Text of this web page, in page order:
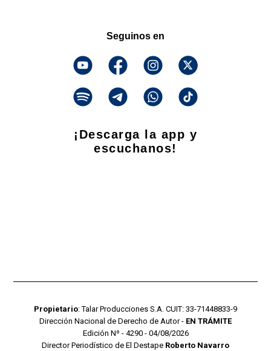
Seguinos en
¡Descarga la app y
escuchanos!
Propietario: Talar Producciones S.A. CUIT: 33-71448833-9
Dirección Nacional de Derecho de Autor - EN TRÁMITE
Edición Nº - 4290 - 04/08/2026
Director Periodístico de El Destape Roberto Navarro